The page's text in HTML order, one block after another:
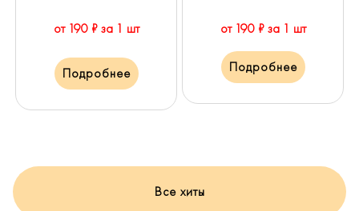
от 190 ₽ за 1 шт
Подробнее
от 190 ₽ за 1 шт
Подробнее
Все хиты